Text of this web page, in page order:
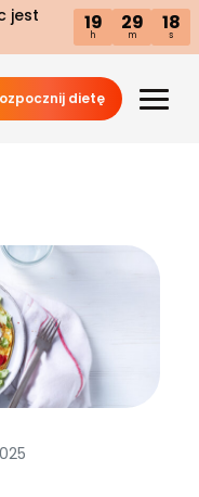
jest
19
h
29
m
17
s
dietę